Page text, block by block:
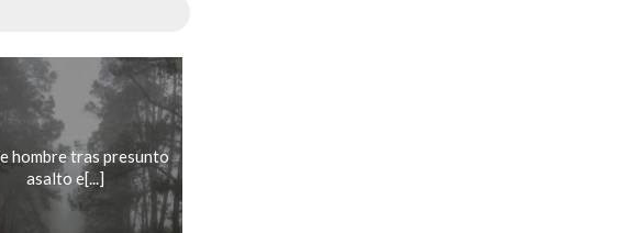
hombre tras presunto
asalto e[...]